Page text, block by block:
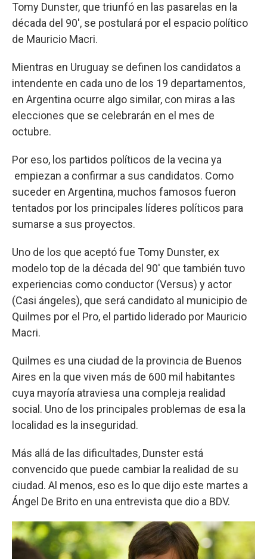
Tomy Dunster, que triunfó en las pasarelas en la
década del 90', se postulará por el espacio político
de Mauricio Macri.
Mientras en Uruguay se definen los candidatos a
intendente en cada uno de los 19 departamentos,
en Argentina ocurre algo similar, con miras a las
elecciones que se celebrarán en el mes de
octubre.
Por eso, los partidos políticos de la vecina ya
empiezan a confirmar a sus candidatos. Como
suceder en Argentina, muchos famosos fueron
tentados por los principales líderes políticos para
sumarse a sus proyectos.
Uno de los que aceptó fue Tomy Dunster, ex
modelo top de la década del 90' que también tuvo
experiencias como conductor (Versus) y actor
(Casi ángeles), que será candidato al municipio de
Quilmes por el Pro, el partido liderado por Mauricio
Macri.
Quilmes es una ciudad de la provincia de Buenos
Aires en la que viven más de 600 mil habitantes
cuya mayoría atraviesa una compleja realidad
social. Uno de los principales problemas de esa la
localidad es la inseguridad.
Más allá de las dificultades, Dunster está
convencido que puede cambiar la realidad de su
ciudad. Al menos, eso es lo que dijo este martes a
Ángel De Brito en una entrevista que dio a BDV.